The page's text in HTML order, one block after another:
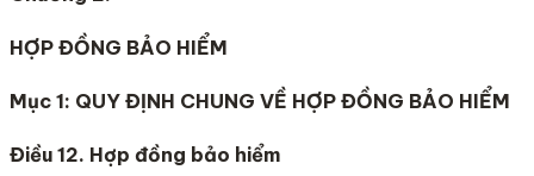
HỢP ĐỒNG BẢO HIỂM
Mục 1: QUY ĐỊNH CHUNG VỀ HỢP ĐỒNG BẢO HIỂM
Điều 12. Hợp đồng bảo hiểm